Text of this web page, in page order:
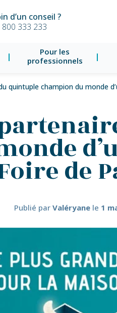
d’un conseil ?
800 333 233
Pour les
professionnels
quintuple champion du monde
de
Publié par Valéryane le 1